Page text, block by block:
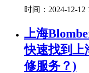
时间：2024-12-12
上海
快速找到上
修服务？)